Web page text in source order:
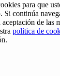
para que
Si continúa
de las
política de